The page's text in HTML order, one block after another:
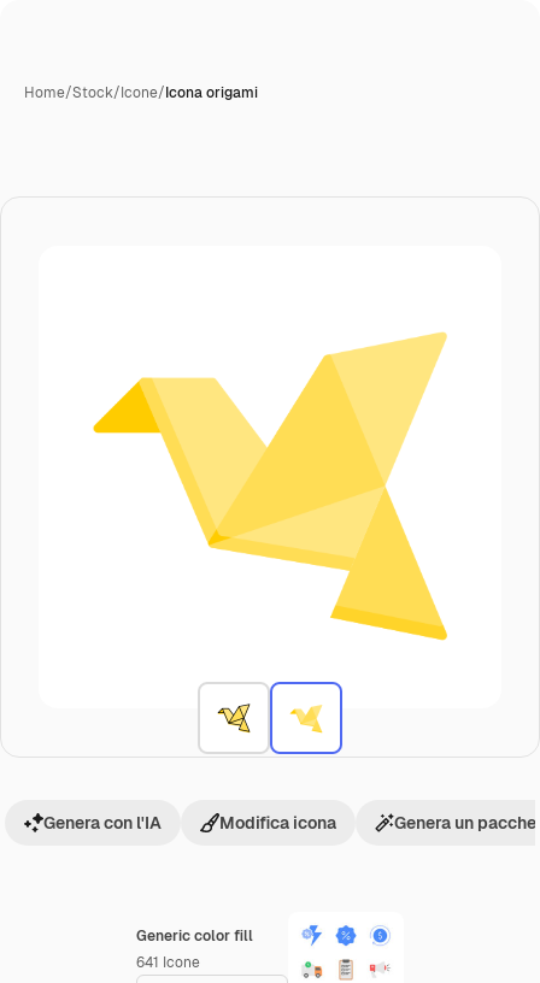
Home/Stock/Icone/Icona origami
Generic color fill
641 Icone
Genera con l'IA Modifica icona Genera un